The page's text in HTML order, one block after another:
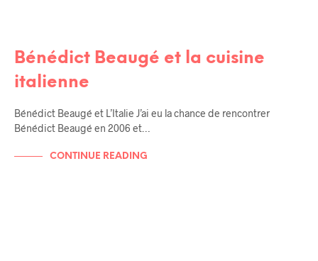
Bénédict Beaugé et la cuisine
italienne
Bénédict Beaugé et L’Italie J’ai eu la chance de rencontrer
Bénédict Beaugé en 2006 et…
CONTINUE READING